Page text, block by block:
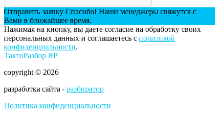
Отправить заявку Спасибо! Наши менеджеры свяжутся с
Вами в ближайшее время.
Нажимая на кнопку, вы даете согласие на обработку своих
персональных данных и соглашаетесь с политикой
конфиденциальности.
ТактоРазбор ЯР
copyright © 2026
разработка сайта - разбиратор
Политика конфиденциальности